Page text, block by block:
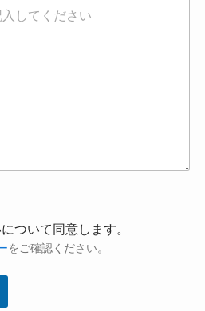
ついて同意します。
をご確認ください。